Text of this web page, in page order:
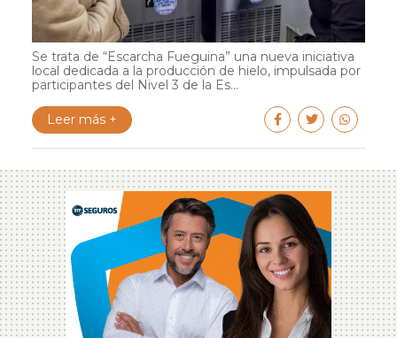
Se trata de “Escarcha Fueguina” una nueva iniciativa
local dedicada a la producción de hielo, impulsada por
participantes del Nivel 3 de la Es...
Leer más +